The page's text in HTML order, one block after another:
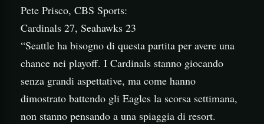
Pete Prisco, CBS Sports:
Cardinals 27, Seahawks 23
“Seattle ha bisogno di questa partita per avere una
chance nei playoff. I Cardinals stanno giocando
senza grandi aspettative, ma come hanno
dimostrato battendo gli Eagles la scorsa settimana,
non stanno pensando a una spiaggia di resort.